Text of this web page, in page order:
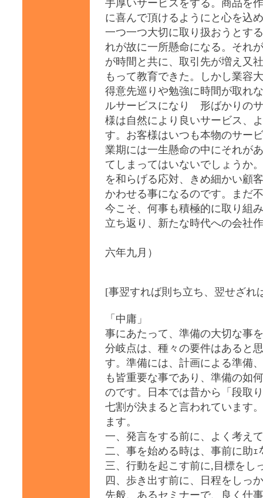
手厚いサービスをする。商品を
に喜んで頂けるようにと心を込
一つ一つ大切に取り扱おうとす
れが故に一所懸命になる。それ
が時間と共に、取引先が増え又
もって教育できた。しかし業容
得意先巡りや勉強に時間が取れ
ルサービスになり 形ばかりの
様は自然により良いサービス、
す。お客様はいつも本物のサー
業期には一生懸命の中にそれが
てしまってはいないでしょうか
を和らげる応対、きめ細かい顧
かわせる事になるのです。まだ
今こそ、何事も積極的に取り組
立ち返り、新たな時代への会社
六年九月）
[事翌すれば則ち立ち、翌せざれ
「中庸」
事にあたって、準備の大切な事
分岐点は、種々の要件はあると
す。準備には、計画による準備
も皆重要な事であり、準備の如
のです。日本では昔から「段取
七割が決まると言われています
ます。
一、発言をする前に、よく考え
二、事を始める時は、事前に助
三、行動を起こす前に,目標をし
四、歩き出す前に、日程をしっ
先般、あるセミナーで、良く仕